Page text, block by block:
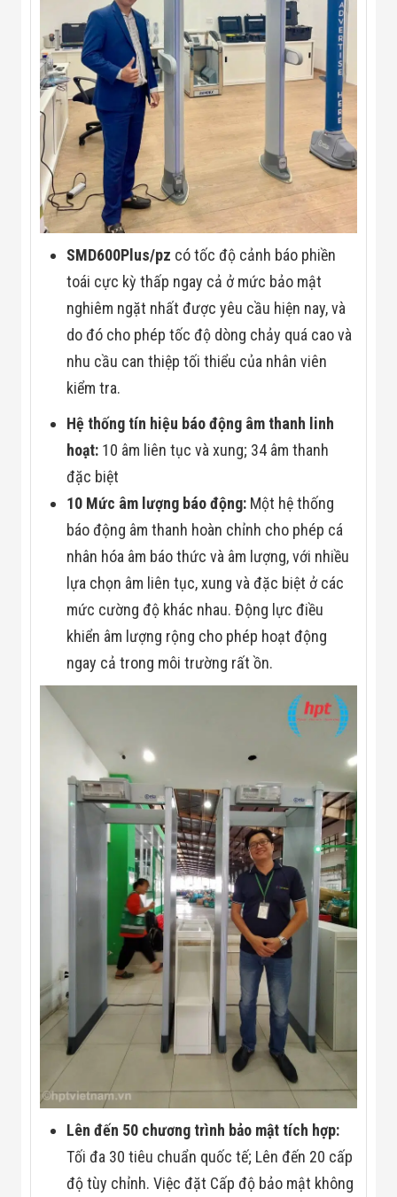
SMD600Plus/pz có tốc độ cảnh báo phiền
toái cực kỳ thấp ngay cả ở mức bảo mật
nghiêm ngặt nhất được yêu cầu hiện nay, và
do đó cho phép tốc độ dòng chảy quá cao và
nhu cầu can thiệp tối thiểu của nhân viên
kiểm tra.
Hệ thống tín hiệu báo động âm thanh linh
hoạt: 10 âm liên tục và xung; 34 âm thanh
đặc biệt
10 Mức âm lượng báo động: Một hệ thống
báo động âm thanh hoàn chỉnh cho phép cá
nhân hóa âm báo thức và âm lượng, với nhiều
lựa chọn âm liên tục, xung và đặc biệt ở các
mức cường độ khác nhau. Động lực điều
khiển âm lượng rộng cho phép hoạt động
ngay cả trong môi trường rất ồn.
Lên đến 50 chương trình bảo mật tích hợp:
Tối đa 30 tiêu chuẩn quốc tế; Lên đến 20 cấp
độ tùy chỉnh. Việc đặt Cấp độ bảo mật không